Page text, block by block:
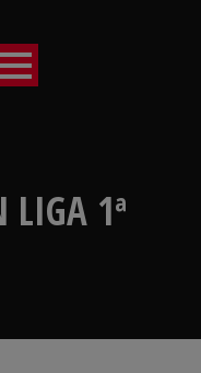
LIGA 1ª